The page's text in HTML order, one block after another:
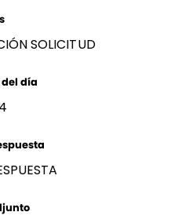
SOLICITUD
día